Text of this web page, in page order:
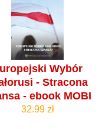
Wybór
- Stracona
- ebook MOBI
32.99 zł